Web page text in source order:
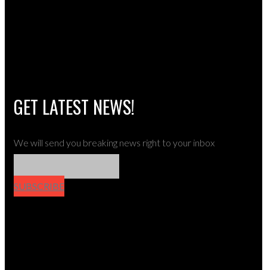
GET LATEST NEWS!
We will send you breaking news right to your inbox
SUBSCRIBE